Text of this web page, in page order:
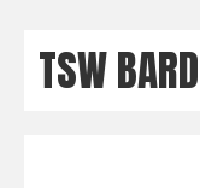
y
estilo
TSW